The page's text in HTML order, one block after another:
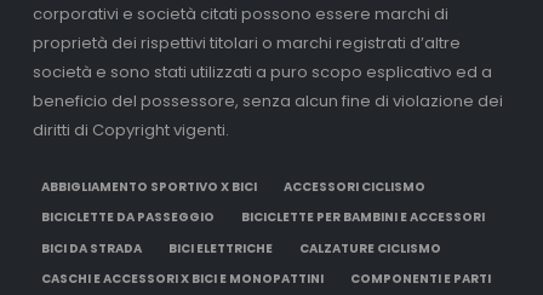
corporativi e società citati possono essere marchi di
proprietà dei rispettivi titolari o marchi registrati d’altre
società e sono stati utilizzati a puro scopo esplicativo ed a
beneficio del possessore, senza alcun fine di violazione dei
diritti di Copyright vigenti.
ABBIGLIAMENTO SPORTIVO X BICI
ACCESSORI CICLISMO
BICICLETTE DA PASSEGGIO
BICICLETTE PER BAMBINI E ACCESSORI
BICI DA STRADA
BICI ELETTRICHE
CALZATURE CICLISMO
CASCHI E ACCESSORI X BICI E MONOPATTINI
COMPONENTI E PARTI